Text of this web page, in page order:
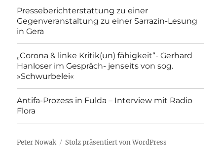
Presseberichterstattung zu einer
Gegenveranstaltung zu einer Sarrazin-Lesung
in Gera
„Corona & linke Kritik(un) fähigkeit“- Gerhard
Hanloser im Gespräch- jenseits von sog.
»Schwurbelei«
Antifa-Prozess in Fulda – Interview mit Radio
Flora
Peter Nowak Stolz präsentiert von WordPress